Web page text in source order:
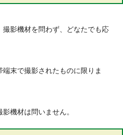
撮影機材を問わず、どなたでも応
末で撮影されたものに限りま
機材は問いません。